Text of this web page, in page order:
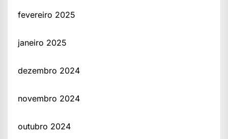
fevereiro 2025
janeiro 2025
dezembro 2024
novembro 2024
outubro 2024